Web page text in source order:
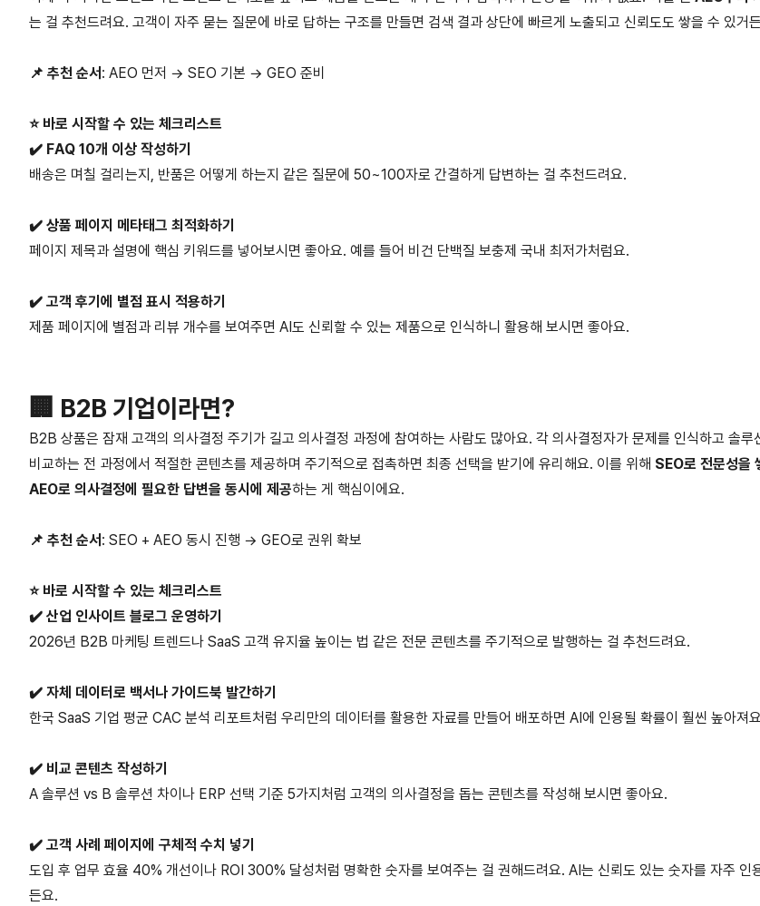
는 걸 추천드려요. 고객이 자주 묻는 질문에 바로 답하는 구조를 만들면 검색 결과 상단에 빠르게 노출되고 신뢰도도 쌓을 수 있거
📌 추천 순서 : AEO 먼저 → SEO 기본 → GEO 준비
⭐️ 바로 시작할 수 있는 체크리스트
✔️ FAQ 10개 이상 작성하기
배송은 며칠 걸리는지, 반품은 어떻게 하는지 같은 질문에 50~100자로 간결하게 답변하는 걸 추천드려요.
✔️ 상품 페이지 메타태그 최적화하기
페이지 제목과 설명에 핵심 키워드를 넣어보시면 좋아요. 예를 들어 비건 단백질 보충제 국내 최저가처럼요.
✔️ 고객 후기에 별점 표시 적용하기
제품 페이지에 별점과 리뷰 개수를 보여주면 AI도 신뢰할 수 있는 제품으로 인식하니 활용해 보시면 좋아요.
🏢 B2B 기업이라면?
B2B 상품은 잠재 고객의 의사결정 주기가 길고 의사결정 과정에 참여하는 사람도 많아요. 각 의사결정자가 문제를 인식하고 솔루
비교하는 전 과정에서 적절한 콘텐츠를 제공하며 주기적으로 접촉하면 최종 선택을 받기에 유리해요. 이를 위해 SEO로 전문성을
AEO로 의사결정에 필요한 답변을 동시에 제공하는 게 핵심이에요.
📌 추천 순서 : SEO + AEO 동시 진행 → GEO로 권위 확보
⭐️ 바로 시작할 수 있는 체크리스트
✔️ 산업 인사이트 블로그 운영하기
2026년 B2B 마케팅 트렌드나 SaaS 고객 유지율 높이는 법 같은 전문 콘텐츠를 주기적으로 발행하는 걸 추천드려요.
✔️ 자체 데이터로 백서나 가이드북 발간하기
한국 SaaS 기업 평균 CAC 분석 리포트처럼 우리만의 데이터를 활용한 자료를 만들어 배포하면 AI에 인용될 확률이 훨씬 높아져
✔️ 비교 콘텐츠 작성하기
A 솔루션 vs B 솔루션 차이나 ERP 선택 기준 5가지처럼 고객의 의사결정을 돕는 콘텐츠를 작성해 보시면 좋아요.
✔️ 고객 사례 페이지에 구체적 수치 넣기
도입 후 업무 효율 40% 개선이나 ROI 300% 달성처럼 명확한 숫자를 보여주는 걸 권해드려요. AI는 신뢰도 있는 숫자를 자주 인
든요.